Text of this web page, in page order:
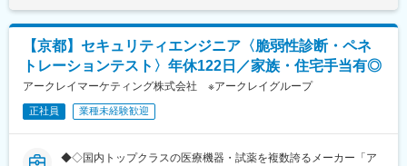
変更の範囲：会社の定める業務
た際には外注管理も業務範囲となります。
◎一つの製品に対して、組み込みソフトエンジニアが2・3名で対
応します。
◎特に自己血糖測定器（SMBG）などは小型の医療機器となりま
すので、いかに小さいICでユーザーが使いやすい装置にしていく
か、日々試行錯誤しています。
◎SMBGはスマホアプリと連動した製品となりますので、アプリ
下する可能性があります。月給(月額)は固定手当を含めた表記で
す。
【京都】セキュリティエンジニア〈脆弱性診断・ペネ
トレーションテスト〉年休122日／家族・住宅手当有◎
アークレイマーケティング株式会社 ※アークレイグループ
正社員 業種未経験歓迎
◆◇国内トップクラスの医療機器・試薬を複数誇るメーカー「ア